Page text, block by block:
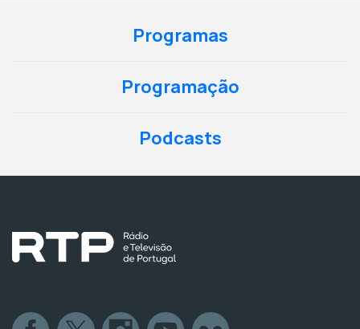
Programas
Programação
Podcasts